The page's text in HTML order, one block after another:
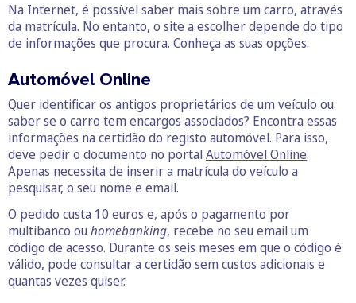
Na Internet, é possível saber mais sobre um carro, através
da matrícula. No entanto, o site a escolher depende do tipo
de informações que procura. Conheça as suas opções.
Automóvel Online
Quer identificar os antigos proprietários de um veículo ou
saber se o carro tem encargos associados? Encontra essas
informações na certidão do registo automóvel. Para isso,
deve pedir o documento no portal Automóvel Online.
Apenas necessita de inserir a matrícula do veículo a
pesquisar, o seu nome e email.
O pedido custa 10 euros e, após o pagamento por
multibanco ou homebanking, recebe no seu email um
código de acesso. Durante os seis meses em que o código é
válido, pode consultar a certidão sem custos adicionais e
quantas vezes quiser.